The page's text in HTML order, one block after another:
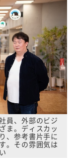
員、外部のビジ
ま。ディスカッ
、参考書片手に
。その雰囲気は